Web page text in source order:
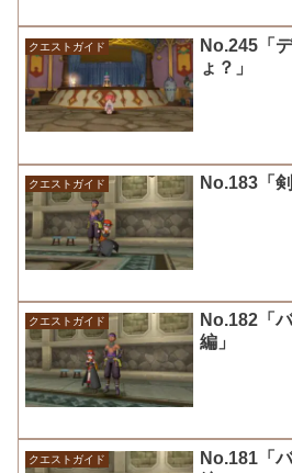
クエストガイド
No.245「
ょ？」
クエストガイド No.183「
クエストガイド
No.182「
編」
クエストガイド
No.181「